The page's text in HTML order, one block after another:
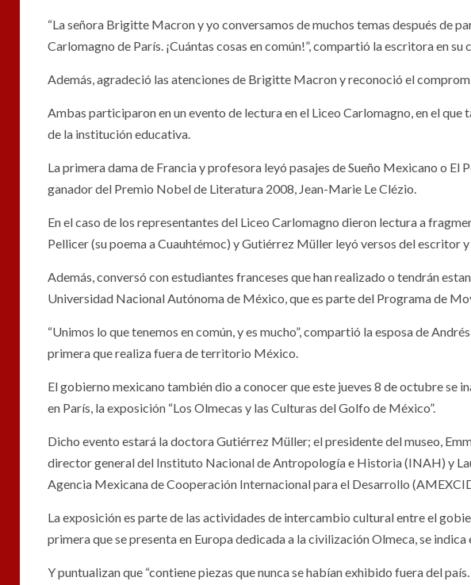
“La señora Brigitte Macron y yo conversamos de muchos temas después de
Carlomagno de París. ¡Cuántas cosas en común!”, compartió la escritora en su
Además, agradeció las atenciones de Brigitte Macron y reconoció el
Ambas participaron en un evento de lectura en el Liceo Carlomagno, en el
de la institución educativa.
La primera dama de Francia y profesora leyó pasajes de Sueño Mexicano o
ganador del Premio Nobel de Literatura 2008, Jean-Marie Le Clézio.
En el caso de los representantes del Liceo Carlomagno dieron lectura a
Pellicer (su poema a Cuauhtémoc) y Gutiérrez Müller leyó versos del escritor
Además, conversó con estudiantes franceses que han realizado o tendrán
Universidad Nacional Autónoma de México, que es parte del Programa de
“Unimos lo que tenemos en común, y es mucho”, compartió la esposa de
primera que realiza fuera de territorio México.
El gobierno mexicano también dio a conocer que este jueves 8 de octubre se
en París, la exposición “Los Olmecas y las Culturas del Golfo de México”.
Dicho evento estará la doctora Gutiérrez Müller; el presidente del museo,
director general del Instituto Nacional de Antropología e Historia (INAH) y
Agencia Mexicana de Cooperación Internacional para el Desarrollo
La exposición es parte de las actividades de intercambio cultural entre el
primera que se presenta en Europa dedicada a la civilización Olmeca, se indica
Y puntualizan que “contiene piezas que nunca se habían exhibido fuera del